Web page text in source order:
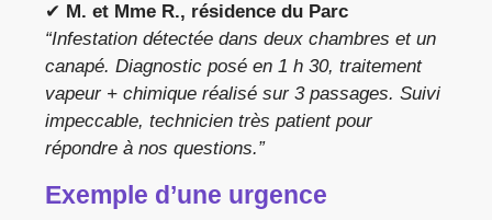
✔ M. et Mme R., résidence du Parc
“Infestation détectée dans deux chambres et un
canapé. Diagnostic posé en 1 h 30, traitement
vapeur + chimique réalisé sur 3 passages. Suivi
impeccable, technicien très patient pour
répondre à nos questions.”
Exemple d’une urgence